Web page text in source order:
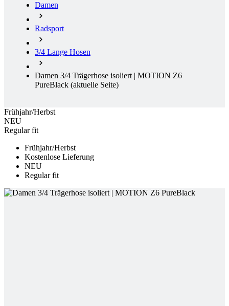
Damen
Radsport
3/4 Lange Hosen
Damen 3/4 Trägerhose isoliert | MOTION Z6
PureBlack (aktuelle Seite)
Frühjahr/Herbst
NEU
Regular fit
Frühjahr/Herbst
Kostenlose Lieferung
NEU
Regular fit